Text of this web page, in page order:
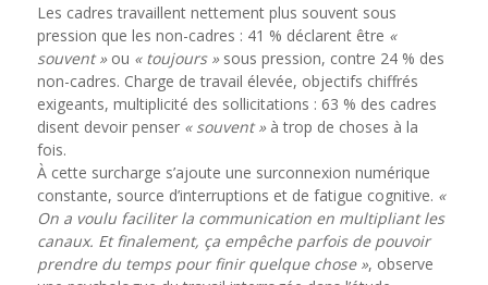
Les cadres travaillent nettement plus souvent sous
pression que les non-cadres : 41 % déclarent être «
souvent » ou « toujours » sous pression, contre 24 % des
non-cadres. Charge de travail élevée, objectifs chiffrés
exigeants, multiplicité des sollicitations : 63 % des cadres
disent devoir penser « souvent » à trop de choses à la
fois.
À cette surcharge s’ajoute une surconnexion numérique
constante, source d’interruptions et de fatigue cognitive. «
On a voulu faciliter la communication en multipliant les
canaux. Et finalement, ça empêche parfois de pouvoir
prendre du temps pour finir quelque chose », observe